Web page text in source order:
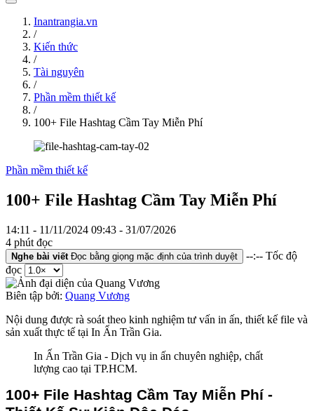
Inantrangia.vn
/
Kiến thức
/
Tài nguyên
/
Phần mềm thiết kế
/
100+ File Hashtag Cầm Tay Miễn Phí
Phần mềm thiết kế
100+ File Hashtag Cầm Tay Miễn Phí
14:11 - 11/11/2024 09:43 - 31/07/2026
4 phút đọc
Nghe bài viết Đọc bằng giọng mặc định của trình duyệt --:-- Tốc độ
đọc
Biên tập bởi: Quang Vương
Nội dung được rà soát theo kinh nghiệm tư vấn in ấn, thiết kế file và
sản xuất thực tế tại In Ấn Trần Gia.
In Ấn Trần Gia - Dịch vụ in ấn chuyên nghiệp, chất
lượng cao tại TP.HCM.
100+ File Hashtag Cầm Tay Miễn Phí -